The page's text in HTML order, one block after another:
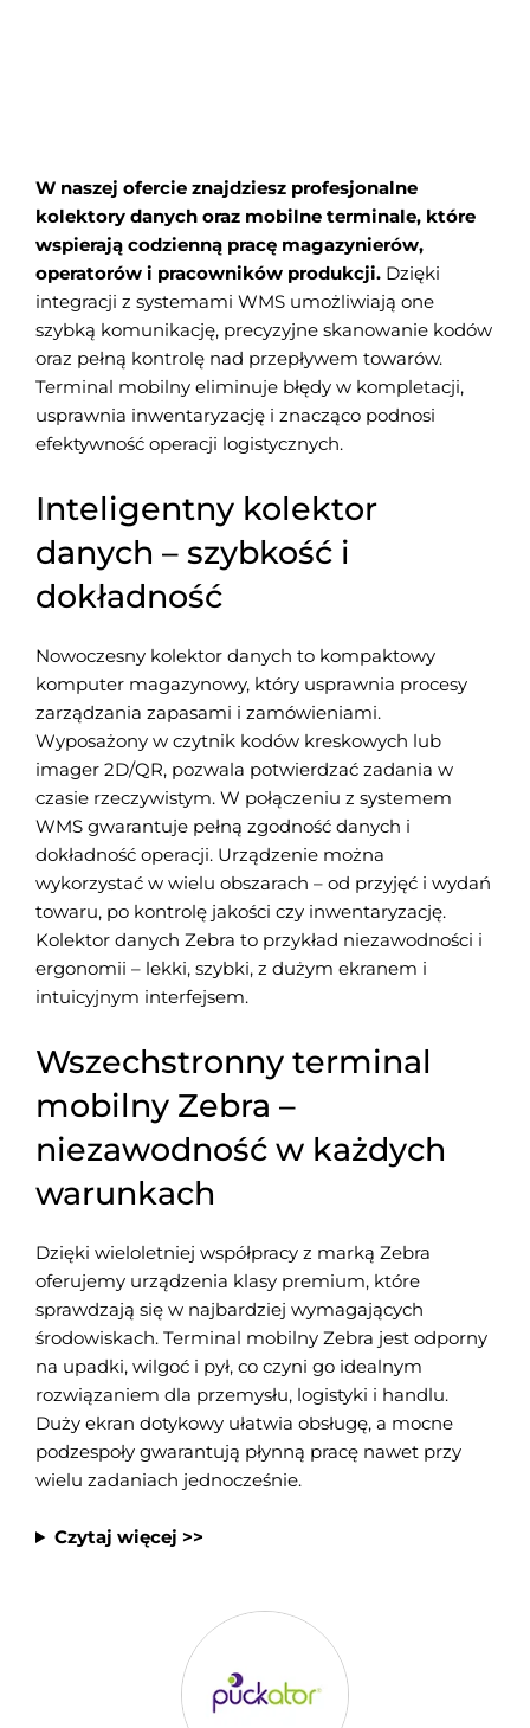
W naszej ofercie znajdziesz profesjonalne
kolektory danych oraz mobilne terminale, które
wspierają codzienną pracę magazynierów,
operatorów i pracowników produkcji. Dzięki
integracji z systemami WMS umożliwiają one
szybką komunikację, precyzyjne skanowanie kodów
oraz pełną kontrolę nad przepływem towarów.
Terminal mobilny eliminuje błędy w kompletacji,
usprawnia inwentaryzację i znacząco podnosi
efektywność operacji logistycznych.
Inteligentny kolektor
danych – szybkość i
dokładność
Nowoczesny kolektor danych to kompaktowy
komputer magazynowy, który usprawnia procesy
zarządzania zapasami i zamówieniami.
Wyposażony w czytnik kodów kreskowych lub
imager 2D/QR, pozwala potwierdzać zadania w
czasie rzeczywistym. W połączeniu z systemem
WMS gwarantuje pełną zgodność danych i
dokładność operacji. Urządzenie można
wykorzystać w wielu obszarach – od przyjęć i wydań
towaru, po kontrolę jakości czy inwentaryzację.
Kolektor danych Zebra to przykład niezawodności i
ergonomii – lekki, szybki, z dużym ekranem i
intuicyjnym interfejsem.
Wszechstronny terminal
mobilny Zebra –
niezawodność w każdych
warunkach
Dzięki wieloletniej współpracy z marką Zebra
oferujemy urządzenia klasy premium, które
sprawdzają się w najbardziej wymagających
środowiskach. Terminal mobilny Zebra jest odporny
na upadki, wilgoć i pył, co czyni go idealnym
rozwiązaniem dla przemysłu, logistyki i handlu.
Duży ekran dotykowy ułatwia obsługę, a mocne
podzespoły gwarantują płynną pracę nawet przy
wielu zadaniach jednocześnie.
Czytaj więcej >>